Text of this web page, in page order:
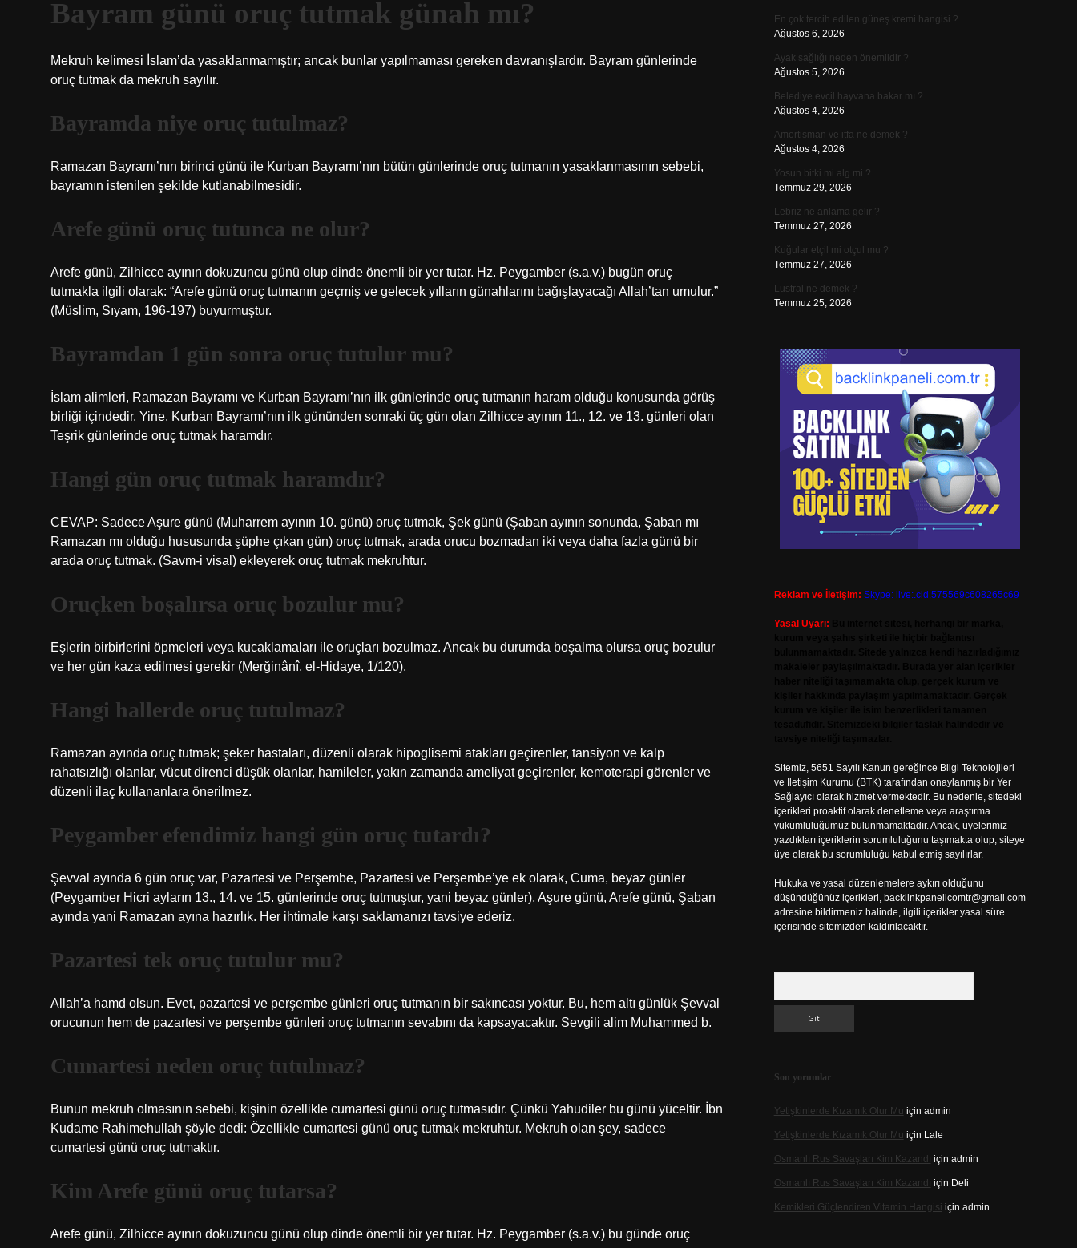
Bayram günü oruç tutmak günah mı?
Mekruh kelimesi İslam’da yasaklanmamıştır; ancak bunlar yapılmaması gereken davranışlardır. Bayram günlerinde
oruç tutmak da mekruh sayılır.
Bayramda niye oruç tutulmaz?
Ramazan Bayramı’nın birinci günü ile Kurban Bayramı’nın bütün günlerinde oruç tutmanın yasaklanmasının sebebi,
bayramın istenilen şekilde kutlanabilmesidir.
Arefe günü oruç tutunca ne olur?
Arefe günü, Zilhicce ayının dokuzuncu günü olup dinde önemli bir yer tutar. Hz. Peygamber (s.a.v.) bugün oruç
tutmakla ilgili olarak: “Arefe günü oruç tutmanın geçmiş ve gelecek yılların günahlarını bağışlayacağı Allah’tan umulur.”
(Müslim, Sıyam, 196-197) buyurmuştur.
Bayramdan 1 gün sonra oruç tutulur mu?
İslam alimleri, Ramazan Bayramı ve Kurban Bayramı’nın ilk günlerinde oruç tutmanın haram olduğu konusunda görüş
birliği içindedir. Yine, Kurban Bayramı’nın ilk gününden sonraki üç gün olan Zilhicce ayının 11., 12. ve 13. günleri olan
Teşrik günlerinde oruç tutmak haramdır.
Hangi gün oruç tutmak haramdır?
CEVAP: Sadece Aşure günü (Muharrem ayının 10. günü) oruç tutmak, Şek günü (Şaban ayının sonunda, Şaban mı
Ramazan mı olduğu hususunda şüphe çıkan gün) oruç tutmak, arada orucu bozmadan iki veya daha fazla günü bir
arada oruç tutmak. (Savm-i visal) ekleyerek oruç tutmak mekruhtur.
Oruçken boşalırsa oruç bozulur mu?
Eşlerin birbirlerini öpmeleri veya kucaklamaları ile oruçları bozulmaz. Ancak bu durumda boşalma olursa oruç bozulur
ve her gün kaza edilmesi gerekir (Merğinânî, el-Hidaye, 1/120).
Hangi hallerde oruç tutulmaz?
Ramazan ayında oruç tutmak; şeker hastaları, düzenli olarak hipoglisemi atakları geçirenler, tansiyon ve kalp
rahatsızlığı olanlar, vücut direnci düşük olanlar, hamileler, yakın zamanda ameliyat geçirenler, kemoterapi görenler ve
düzenli ilaç kullananlara önerilmez.
Peygamber efendimiz hangi gün oruç tutardı?
Şevval ayında 6 gün oruç var, Pazartesi ve Perşembe, Pazartesi ve Perşembe’ye ek olarak, Cuma, beyaz günler
(Peygamber Hicri ayların 13., 14. ve 15. günlerinde oruç tutmuştur, yani beyaz günler), Aşure günü, Arefe günü, Şaban
ayında yani Ramazan ayına hazırlık. Her ihtimale karşı saklamanızı tavsiye ederiz.
Pazartesi tek oruç tutulur mu?
Allah’a hamd olsun. Evet, pazartesi ve perşembe günleri oruç tutmanın bir sakıncası yoktur. Bu, hem altı günlük Şevval
orucunun hem de pazartesi ve perşembe günleri oruç tutmanın sevabını da kapsayacaktır. Sevgili alim Muhammed b.
Cumartesi neden oruç tutulmaz?
Bunun mekruh olmasının sebebi, kişinin özellikle cumartesi günü oruç tutmasıdır. Çünkü Yahudiler bu günü yüceltir. İbn
Kudame Rahimehullah şöyle dedi: Özellikle cumartesi günü oruç tutmak mekruhtur. Mekruh olan şey, sadece
cumartesi günü oruç tutmaktır.
Kim Arefe günü oruç tutarsa?
Arefe günü, Zilhicce ayının dokuzuncu günü olup dinde önemli bir yer tutar. Hz. Peygamber (s.a.v.) bu günde oruç
En çok tercih edilen güneş kremi hangisi ?
Ağustos 6, 2026
Ayak sağlığı neden önemlidir ?
Ağustos 5, 2026
Belediye evcil hayvana bakar mı ?
Ağustos 4, 2026
Amortisman ve itfa ne demek ?
Ağustos 4, 2026
Yosun bitki mi alg mi ?
Temmuz 29, 2026
Lebriz ne anlama gelir ?
Temmuz 27, 2026
Kuğular etçil mi otçul mu ?
Temmuz 27, 2026
Lustral ne demek ?
Temmuz 25, 2026
Reklam ve İletişim: Skype: live:.cid.575569c608265c69
Yasal Uyarı:
Sitemiz, 5651 Sayılı Kanun gereğince Bilgi Teknolojileri
ve İletişim Kurumu (BTK) tarafından onaylanmış bir Yer
Sağlayıcı olarak hizmet vermektedir. Bu nedenle, sitedeki
içerikleri proaktif olarak denetleme veya araştırma
yükümlülüğümüz bulunmamaktadır. Ancak, üyelerimiz
yazdıkları içeriklerin sorumluluğunu taşımakta olup, siteye
üye olarak bu sorumluluğu kabul etmiş sayılırlar.
Hukuka ve yasal düzenlemelere aykırı olduğunu
düşündüğünüz içerikleri, backlinkpanelicomtr@gmail.com
adresine bildirmeniz halinde, ilgili içerikler yasal süre
içerisinde sitemizden kaldırılacaktır.
Son yorumlar
Yetişkinlerde Kızamık Olur Mu için admin
Yetişkinlerde Kızamık Olur Mu için Lale
Osmanlı Rus Savaşları Kim Kazandı için admin
Osmanlı Rus Savaşları Kim Kazandı için Deli
Kemikleri Güçlendiren Vitamin Hangisi için admin